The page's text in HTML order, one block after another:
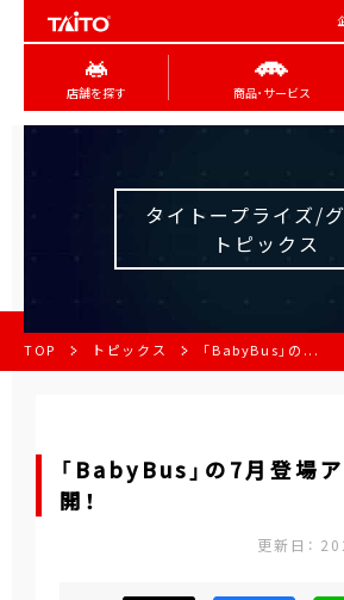
店舗を探す 商品･サービス
タイトープライズ/
トピックス
TOP トピックス 「BabyBus」の...
「BabyBus」の7月登場
開！
更新日：